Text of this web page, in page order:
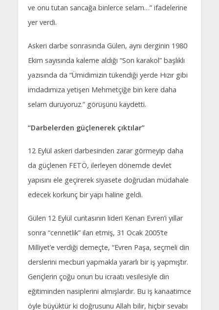
ve onu tutan sancağa binlerce selam…” ifadelerine
yer verdi.
Askeri darbe sonrasında Gülen, aynı derginin 1980
Ekim sayısında kaleme aldığı “Son karakol” başlıklı
yazısında da “Ümidimizin tükendiği yerde Hızır gibi
imdadımıza yetişen Mehmetçiğe bin kere daha
selam duruyoruz.” görüşünü kaydetti.
“Darbelerden güçlenerek çıktılar”
12 Eylül askeri darbesinden zarar görmeyip daha
da güçlenen FETÖ, ilerleyen dönemde devlet
yapısını ele geçirerek siyasete doğrudan müdahale
edecek korkunç bir yapı haline geldi.
Gülen 12 Eylül cuntasının lideri Kenan Evren’i yıllar
sonra “cennetlik” ilan etmiş, 31 Ocak 2005’te
Milliyet’e verdiği demeçte, “Evren Paşa, seçmeli din
derslerini mecburi yapmakla yararlı bir iş yapmıştır.
Gençlerin çoğu onun bu icraatı vesilesiyle din
eğitiminden nasiplerini almışlardır. Bu iş kanaatimce
öyle büyüktür ki doğrusunu Allah bilir, hiçbir sevabı